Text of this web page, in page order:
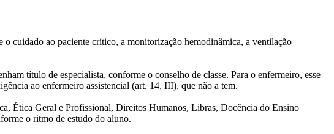
cuidado ao paciente crítico, a monitorização hemodinâmica, a ventilação
título de especialista, conforme o conselho de classe. Para o enfermeiro, esse
ao enfermeiro assistencial (art. 14, III), que não a tem.
Ética Geral e Profissional, Direitos Humanos, Libras, Docência do Ensino
o ritmo de estudo do aluno.